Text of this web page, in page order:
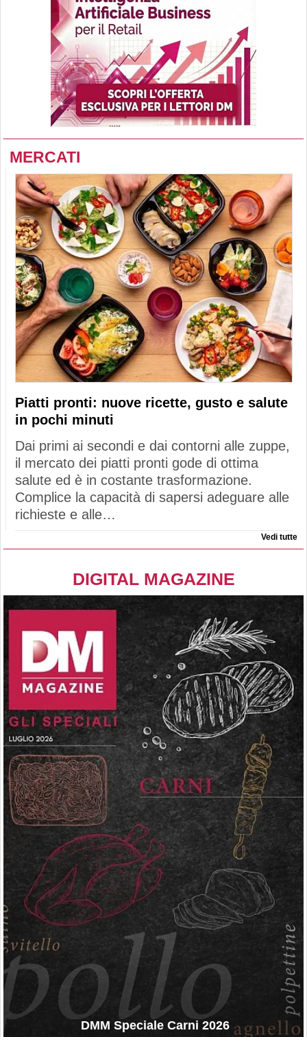
MERCATI
Piatti pronti: nuove ricette, gusto e salute
in pochi minuti
Dai primi ai secondi e dai contorni alle zuppe,
il mercato dei piatti pronti gode di ottima
salute ed è in costante trasformazione.
Complice la capacità di sapersi adeguare alle
richieste e alle…
Vedi tutte
DIGITAL MAGAZINE
DMM Speciale Carni 2026